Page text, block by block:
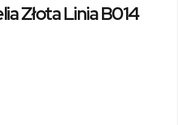
Złota Linia B014